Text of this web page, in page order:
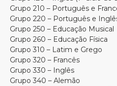
Grupo 210 – Português e
Grupo 220 – Português e
Grupo 250 – Educação Musical
Grupo 260 – Educação Física
Grupo 310 – Latim e Grego
Grupo 320 – Francês
Grupo 330 – Inglês
Grupo 340 – Alemão